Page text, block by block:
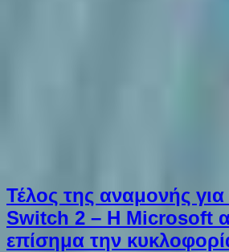
Τέλος της αναμονής
Switch 2 – Η Microsoft
επίσημα την